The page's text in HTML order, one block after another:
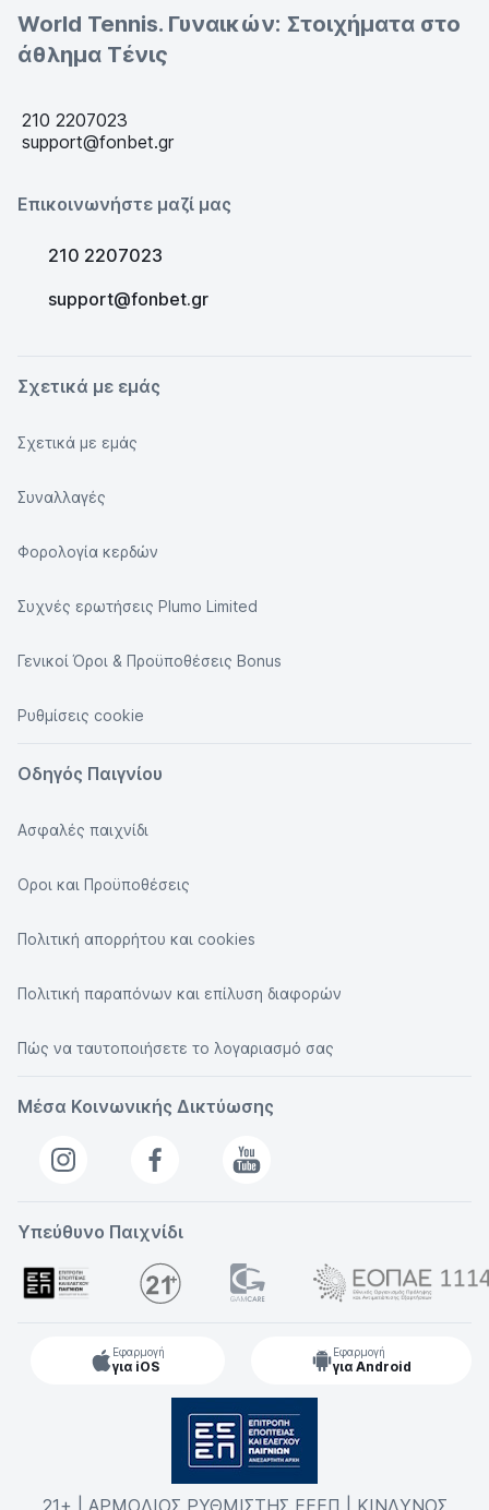
World Tennis. Γυναικών: Στοιχήματα στο
άθλημα Τένις
210 2207023
support@fonbet.gr
Επικοινωνήστε μαζί μας
210 2207023
support@fonbet.gr
Σχετικά με εμάς
Σχετικά με εμάς
Συναλλαγές
Φορολογία κερδών
Συχνές ερωτήσεις Plumo Limited
Γενικοί Όροι & Προϋποθέσεις Bonus
Ρυθμίσεις cookie
Οδηγός Παιγνίου
Ασφαλές παιχνίδι
Οροι και Προϋποθέσεις
Πολιτική απορρήτου και cookies
Πολιτική παραπόνων και επίλυση διαφορών
Πώς να ταυτοποιήσετε το λογαριασμό σας
Μέσα Κοινωνικής Δικτύωσης
Υπεύθυνο Παιχνίδι
Εφαρμογή
για iOS
Εφαρμογή
για Android
21+ | ΑΡΜΟΔΙΟΣ ΡΥΘΜΙΣΤΗΣ ΕΕΕΠ | ΚΙΝΔΥΝΟΣ